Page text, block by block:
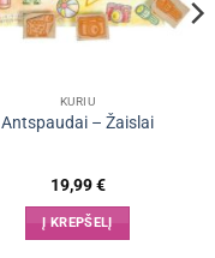
KURIU
Antspaudai – Žaislai
19,99€
Į KREPŠELĮ